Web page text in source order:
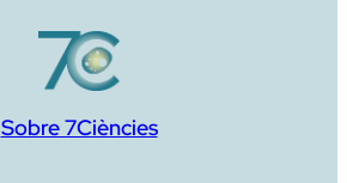
Sobre 7Ciències